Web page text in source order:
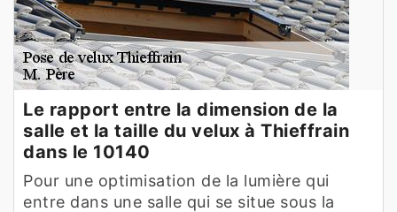
Le rapport entre la dimension de la
salle et la taille du velux à Thieffrain
dans le 10140
Pour une optimisation de la lumière qui
entre dans une salle qui se situe sous la